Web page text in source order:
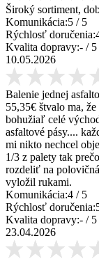
Široký sortiment,
Komunikácia:5 / 5
Rýchlosť doručenia:
Kvalita dopravy:- / 5
10.05.2026
Balenie jednej
55,35€ štvalo ma,
bohužiaľ celé
asfaltové pásy....
mi nikto nechcel
1/3 z palety tak
rozdeliť na
vyložil rukami.
Komunikácia:4 / 5
Rýchlosť doručenia:
Kvalita dopravy:- / 5
23.04.2026